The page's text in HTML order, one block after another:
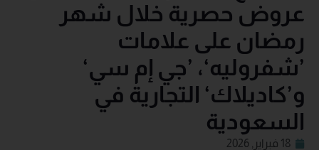
عروض حصرية خلال شهر
رمضان على علامات
’شفروليه‘، ’جي إم سي‘
و’كاديلاك‘ التجارية في
السعودية
18 فبراير, 2026